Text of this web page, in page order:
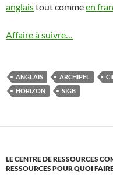
anglaistout commeen
Affaire à suivre…
ANGLAIS ARCHIPEL
HORIZON
SIGB
LE CENTRE DE RESSOURCES
RESSOURCES POUR QUOI